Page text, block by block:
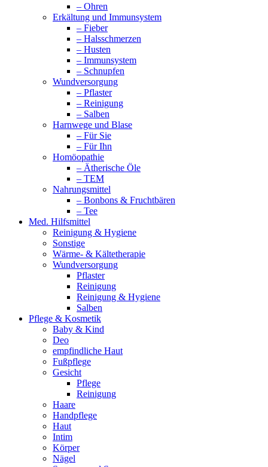
– Ohren
Erkältung und Immunsystem
– Fieber
– Halsschmerzen
– Husten
– Immunsystem
– Schnupfen
Wundversorgung
– Pflaster
– Reinigung
– Salben
Harnwege und Blase
– Für Sie
– Für Ihn
Homöopathie
– Ätherische Öle
– TEM
Nahrungsmittel
– Bonbons & Fruchtbären
– Tee
Med. Hilfsmittel
Reinigung & Hygiene
Sonstige
Wärme- & Kältetherapie
Wundversorgung
Pflaster
Reinigung
Reinigung & Hygiene
Salben
Pflege & Kosmetik
Baby & Kind
Deo
empfindliche Haut
Fußpflege
Gesicht
Pflege
Reinigung
Haare
Handpflege
Haut
Intim
Körper
Nägel